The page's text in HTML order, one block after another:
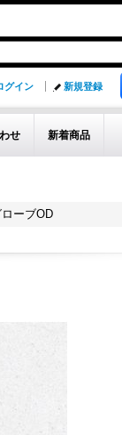
グイン 新規登録
せ 新着商品
ーブOD